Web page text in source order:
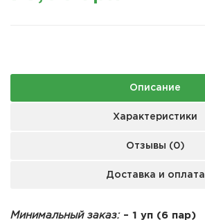
Описание
Характеристики
Отзывы (0)
Доставка и оплата
Минимальный заказ:– 1 уп (6 пар)